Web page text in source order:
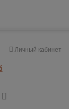
Личный кабинет